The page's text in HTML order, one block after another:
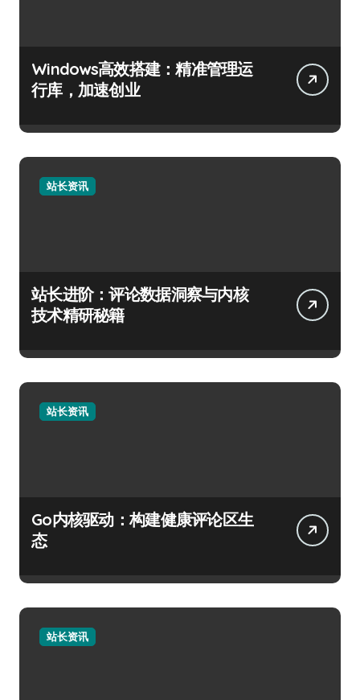
Windows高效搭建：精准管理运
行库，加速创业
站长资讯
站长进阶：评论数据洞察与内核
技术精研秘籍
站长资讯
Go内核驱动：构建健康评论区生
态
站长资讯